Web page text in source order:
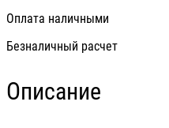
Оплата наличными
Безналичный расчет
Описание